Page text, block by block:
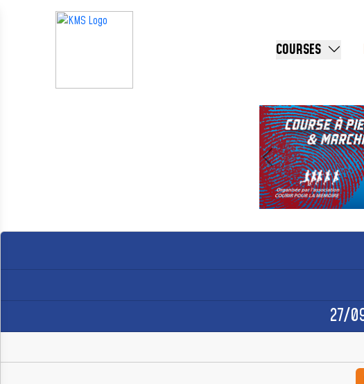
COURSES
Précédent
27/
Panneau de gestion des cookies